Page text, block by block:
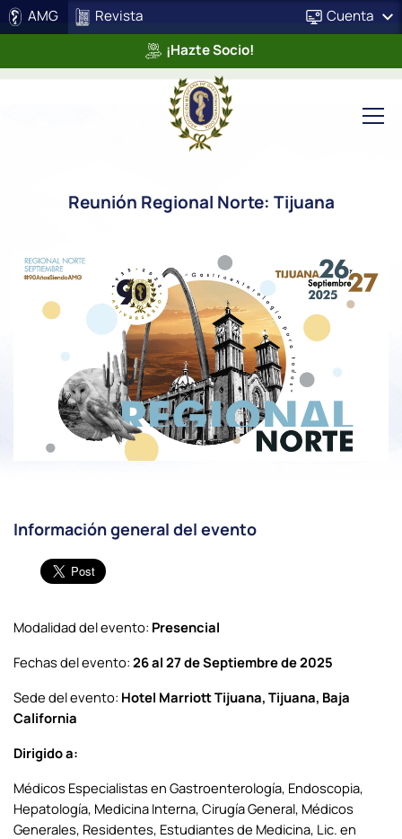
AMG
Revista
¡Hazte Socio!
Cuenta
Reunión Regional Norte: Tijuana
Información general del evento
Modalidad del evento: Presencial
Fechas del evento: 26 al 27 de Septiembre de 2025
Sede del evento: Hotel Marriott Tijuana, Tijuana, Baja
California
Dirigido a:
Médicos Especialistas en Gastroenterología, Endoscopia,
Hepatología, Medicina Interna, Cirugía General, Médicos
Generales, Residentes, Estudiantes de Medicina, Lic. en